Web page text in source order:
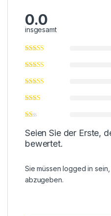
0.0
insgesamt
Seien Sie der Erste,
bewertet.
Sie müssenlogged in
abzugeben.